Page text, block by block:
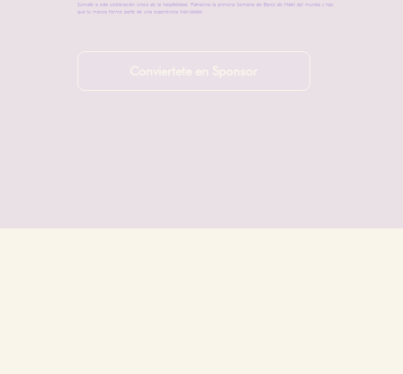
Súmate a esta celebración única de la hospitalidad. Patrocina la primera Semana de Bares de Hotel del mundo y haz
que tu marca forme parte de una experiencia inolvidable.